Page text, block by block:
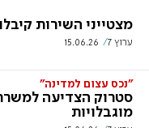
מצטייני השירות
ערוץ 7 15.06.26
"נכס עצום למדינה"
סטרוק הצדיעה
מוגבלויות